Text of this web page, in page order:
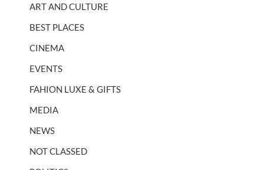
ART AND CULTURE
BEST PLACES
CINEMA
EVENTS
FAHION LUXE & GIFTS
MEDIA
NEWS
NOT CLASSED